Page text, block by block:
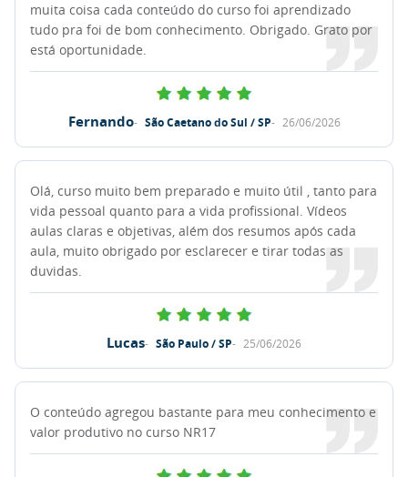
muita coisa cada conteúdo do curso foi aprendizado
tudo pra foi de bom conhecimento. Obrigado. Grato por
está oportunidade.
Fernando São Caetano do Sul / SP 26/06/2026
Olá, curso muito bem preparado e muito útil , tanto para
vida pessoal quanto para a vida profissional. Vídeos
aulas claras e objetivas, além dos resumos após cada
aula, muito obrigado por esclarecer e tirar todas as
duvidas.
Lucas São Paulo / SP 25/06/2026
O conteúdo agregou bastante para meu conhecimento e
valor produtivo no curso NR17